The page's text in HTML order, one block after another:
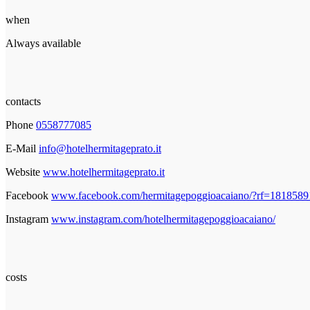
when
Always available
contacts
Phone 0558777085
E-Mail info@hotelhermitageprato.it
Website www.hotelhermitageprato.it
Facebook www.facebook.com/hermitagepoggioacaiano/
Instagram www.instagram.com/hotelhermitagepoggioacaiano/
costs